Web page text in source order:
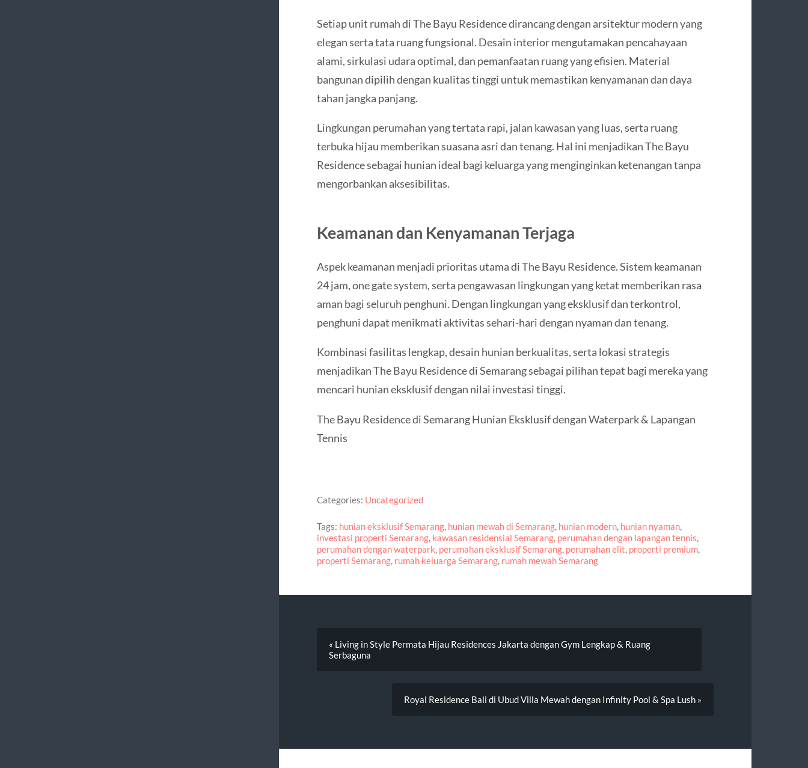
Setiap unit rumah di The Bayu Residence dirancang dengan arsitektur modern yang
elegan serta tata ruang fungsional. Desain interior mengutamakan pencahayaan
alami, sirkulasi udara optimal, dan pemanfaatan ruang yang efisien. Material
bangunan dipilih dengan kualitas tinggi untuk memastikan kenyamanan dan daya
tahan jangka panjang.
Lingkungan perumahan yang tertata rapi, jalan kawasan yang luas, serta ruang
terbuka hijau memberikan suasana asri dan tenang. Hal ini menjadikan The Bayu
Residence sebagai hunian ideal bagi keluarga yang menginginkan ketenangan tanpa
mengorbankan aksesibilitas.
Keamanan dan Kenyamanan Terjaga
Aspek keamanan menjadi prioritas utama di The Bayu Residence. Sistem keamanan
24 jam, one gate system, serta pengawasan lingkungan yang ketat memberikan rasa
aman bagi seluruh penghuni. Dengan lingkungan yang eksklusif dan terkontrol,
penghuni dapat menikmati aktivitas sehari-hari dengan nyaman dan tenang.
Kombinasi fasilitas lengkap, desain hunian berkualitas, serta lokasi strategis
menjadikan The Bayu Residence di Semarang sebagai pilihan tepat bagi mereka yang
mencari hunian eksklusif dengan nilai investasi tinggi.
The Bayu Residence di Semarang Hunian Eksklusif dengan Waterpark & Lapangan
Tennis
Categories: Uncategorized
Tags: hunian eksklusif Semarang, hunian mewah di Semarang, hunian modern, hunian nyaman,
investasi properti Semarang, kawasan residensial Semarang, perumahan dengan lapangan tennis,
perumahan dengan waterpark, perumahan eksklusif Semarang, perumahan elit, properti premium,
properti Semarang, rumah keluarga Semarang, rumah mewah Semarang
« Living in Style Permata Hijau Residences Jakarta dengan Gym Lengkap & Ruang
Serbaguna
Royal Residence Bali di Ubud Villa Mewah dengan Infinity Pool & Spa Lush »